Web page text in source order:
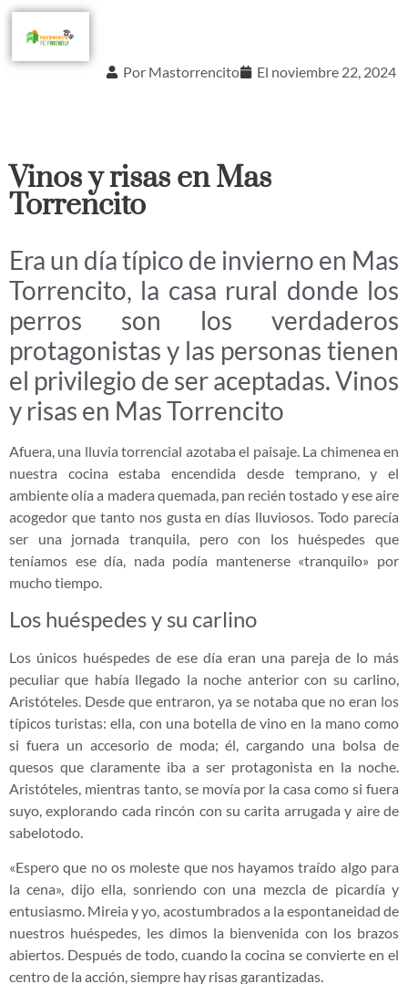
Por Mastorrencito El noviembre 22, 2024
Vinos y risas en Mas
Torrencito
Era un día típico de invierno en Mas
Torrencito, la casa rural donde los
perros son los verdaderos
protagonistas y las personas tienen
el privilegio de ser aceptadas. Vinos
y risas en Mas Torrencito
Afuera, una lluvia torrencial azotaba el paisaje. La chimenea en
nuestra cocina estaba encendida desde temprano, y el
ambiente olía a madera quemada, pan recién tostado y ese aire
acogedor que tanto nos gusta en días lluviosos. Todo parecía
ser una jornada tranquila, pero con los huéspedes que
teníamos ese día, nada podía mantenerse «tranquilo» por
mucho tiempo.
Los huéspedes y su carlino
Los únicos huéspedes de ese día eran una pareja de lo más
peculiar que había llegado la noche anterior con su carlino,
Aristóteles. Desde que entraron, ya se notaba que no eran los
típicos turistas: ella, con una botella de vino en la mano como
si fuera un accesorio de moda; él, cargando una bolsa de
quesos que claramente iba a ser protagonista en la noche.
Aristóteles, mientras tanto, se movía por la casa como si fuera
suyo, explorando cada rincón con su carita arrugada y aire de
sabelotodo.
«Espero que no os moleste que nos hayamos traído algo para
la cena», dijo ella, sonriendo con una mezcla de picardía y
entusiasmo. Mireia y yo, acostumbrados a la espontaneidad de
nuestros huéspedes, les dimos la bienvenida con los brazos
abiertos. Después de todo, cuando la cocina se convierte en el
centro de la acción, siempre hay risas garantizadas.